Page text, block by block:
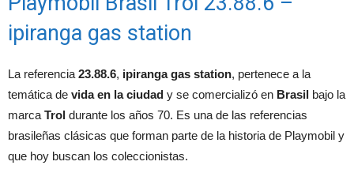
ipiranga gas station
La referencia 23.88.6, ipiranga gas station, pertenece a la
temática de vida en la ciudad y se comercializó en Brasil bajo la
marca Trol durante los años 70. Es una de las referencias
brasileñas clásicas que forman parte de la historia de Playmobil y
que hoy buscan los coleccionistas.